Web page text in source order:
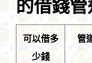
的借錢管
可以借多
少錢
管